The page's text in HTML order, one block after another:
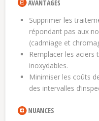
AVANTAGES
Supprimer les
répondant pas aux
(cadmiage et
Remplacer les
inoxydables.
Minimiser les coûts
des intervalles
NUANCES